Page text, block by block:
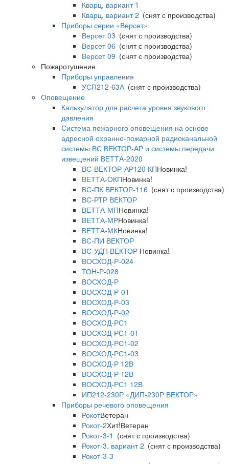
Кварц, вариант 1
Кварц, вариант 2 (снят с производства)
Приборы серии «Версет»
Версет 03 (снят с производства)
Версет 06 (снят с производства)
Версет 09 (снят с производства)
Пожаротушение
Приборы управления
УСП212-63А(снят с производства)
Оповещение
Калькулятор для расчета уровня звукового
давления
Система пожарного оповещения на основе
адресной охранно-пожарной радиоканальной
системы ВС ВЕКТОР-АР и системы передачи
извещений ВЕТТА-2020
ВС-ВЕКТОР-АР120 КПНовинка!
ВЕТТА-ОКПНовинка!
ВС-ПК ВЕКТОР-116 (снят с производства)
ВС-РТР ВЕКТОР
ВЕТТА-МПНовинка!
ВЕТТА-МРНовинка!
ВЕТТА-МКНовинка!
ВС-ПИ ВЕКТОР
ВС-УДП ВЕКТОР Новинка!
ВОСХОД-Р-024
ТОН-Р-028
ВОСХОД-Р
ВОСХОД-Р-01
ВОСХОД-Р-03
ВОСХОД-Р-02
ВОСХОД-РС1
ВОСХОД-РС1-01
ВОСХОД-РС1-02
ВОСХОД-РС1-03
ВОСХОД-Р 12В
ВОСХОД-Р 12В
ВОСХОД-РС1 12В
ИП212-230Р «ДИП-230Р ВЕКТОР»
Приборы речевого оповещения
РокотВетеран
Рокот-2Хит!Ветеран
Рокот-3-1 (снят с производства)
Рокот-3, вариант 2 (снят с производства)
Рокот-3-3